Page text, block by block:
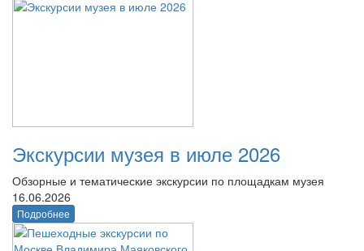
Экскурсии музея в июле 2026
Обзорные и тематические экскурсии по площадкам музея
16.06.2026
Подробнее